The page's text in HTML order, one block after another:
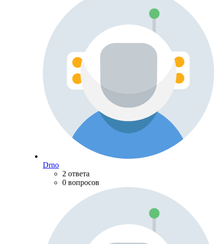
Drno
2 ответа
0 вопросов